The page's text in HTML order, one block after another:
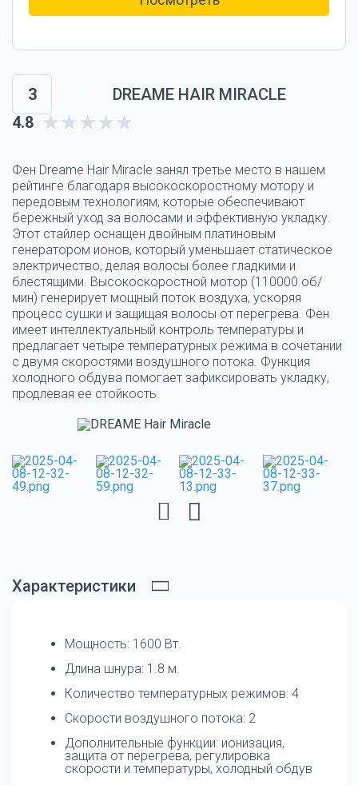
3
DREAME HAIR MIRACLE
4.8
Фен Dreame Hair Miracle занял третье место в нашем
рейтинге благодаря высокоскоростному мотору и
передовым технологиям, которые обеспечивают
бережный уход за волосами и эффективную укладку.
Этот стайлер оснащен двойным платиновым
генератором ионов, который уменьшает статическое
электричество, делая волосы более гладкими и
блестящими. Высокоскоростной мотор (110000 об/
мин) генерирует мощный поток воздуха, ускоряя
процесс сушки и защищая волосы от перегрева. Фен
имеет интеллектуальный контроль температуры и
предлагает четыре температурных режима в сочетании
с двумя скоростями воздушного потока. Функция
холодного обдува помогает зафиксировать укладку,
продлевая ее стойкость.
Характеристики
Мощность: 1600 Вт.
Длина шнура: 1.8 м.
Количество температурных режимов: 4
Скорости воздушного потока: 2
Дополнительные функции: ионизация,
защита от перегрева, регулировка
скорости и температуры, холодный обдув